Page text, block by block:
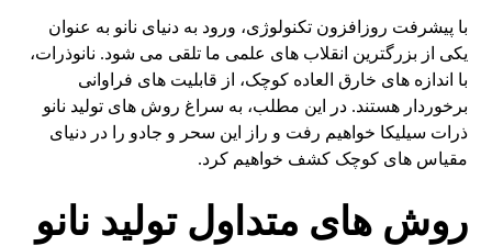
با پیشرفت روزافزون تکنولوژی، ورود به دنیای نانو به عنوان
یکی از بزرگترین انقلاب های علمی ما تلقی می شود. نانوذرات،
با اندازه های خارق العاده کوچک، از قابلیت های فراوانی
برخوردار هستند. در این مطلب، به سراغ روش های تولید نانو
ذرات سیلیکا خواهیم رفت و راز این سحر و جادو را در دنیای
مقیاس های کوچک کشف خواهیم کرد.
روش های متداول تولید نانو